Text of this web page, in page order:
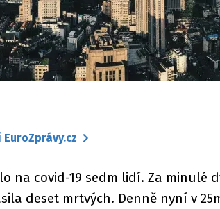
na covid-19 sedm lidí. Za minulé
deset mrtvých. Denně nyní v